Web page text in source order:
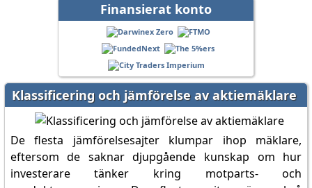
Finansierat konto
Klassificering och jämförelse av aktiemäklare
De flesta jämförelsesajter klumpar ihop mäklare,
eftersom de saknar djupgående kunskap om hur
investerare tänker kring motparts- och